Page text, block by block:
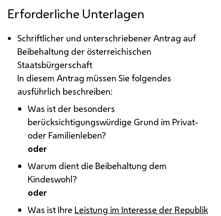
Erforderliche Unterlagen
Schriftlicher und unterschriebener Antrag auf
Beibehaltung der österreichischen
Staatsbürgerschaft
In diesem Antrag müssen Sie folgendes
ausführlich beschreiben:
Was ist der besonders
berücksichtigungswürdige Grund im Privat-
oder Familienleben?
oder
Warum dient die Beibehaltung dem
Kindeswohl?
oder
Was ist Ihre Leistung im Interesse der Republik